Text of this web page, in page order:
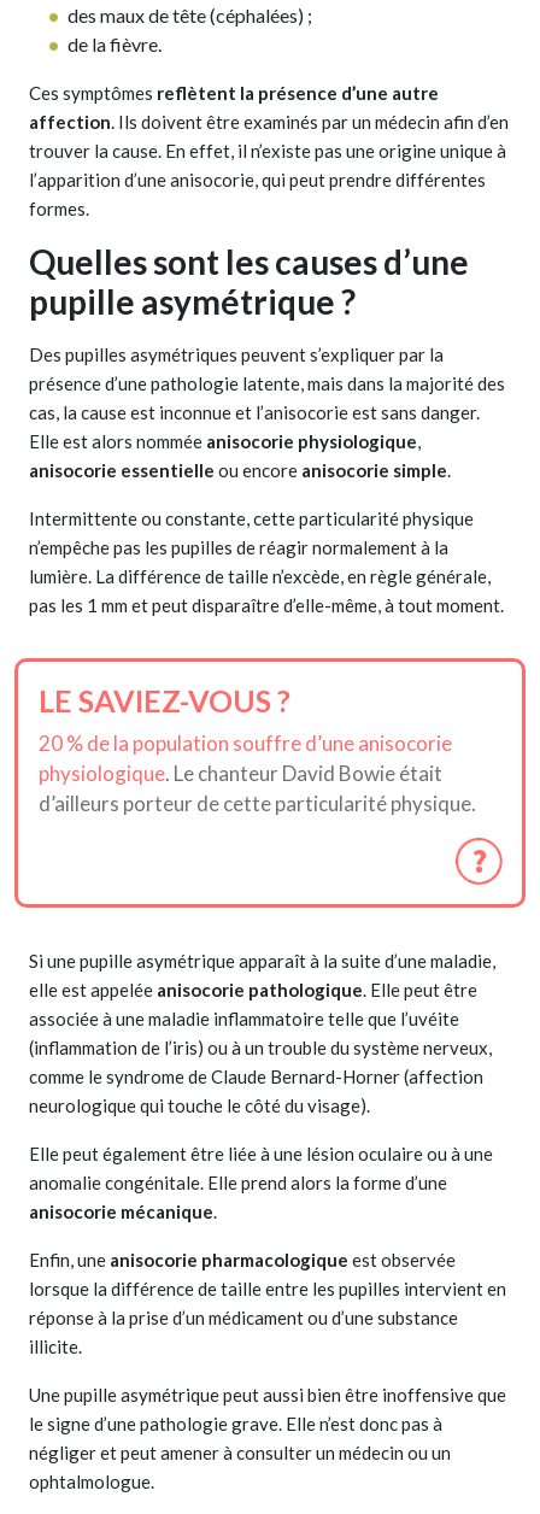
des maux de tête (céphalées) ;
de la fièvre.
Ces symptômes reflètent la présence d’une autre
affection. Ils doivent être examinés par un médecin afin d’en
trouver la cause. En effet, il n’existe pas une origine unique à
l’apparition d’une anisocorie, qui peut prendre différentes
formes.
Quelles sont les causes d’une
pupille asymétrique ?
Des pupilles asymétriques peuvent s’expliquer par la
présence d’une pathologie latente, mais dans la majorité des
cas, la cause est inconnue et l’anisocorie est sans danger.
Elle est alors nommée anisocorie physiologique,
anisocorie essentielle ou encore anisocorie simple.
Intermittente ou constante, cette particularité physique
n’empêche pas les pupilles de réagir normalement à la
lumière. La différence de taille n’excède, en règle générale,
pas les 1 mm et peut disparaître d’elle-même, à tout moment.
LE SAVIEZ-VOUS ?
20 % de la population souffre d’une anisocorie
physiologique. Le chanteur David Bowie était
d’ailleurs porteur de cette particularité physique.
Si une pupille asymétrique apparaît à la suite d’une maladie,
elle est appelée anisocorie pathologique. Elle peut être
associée à une maladie inflammatoire telle que l’uvéite
(inflammation de l’iris) ou à un trouble du système nerveux,
comme le syndrome de Claude Bernard-Horner (affection
neurologique qui touche le côté du visage).
Elle peut également être liée à une lésion oculaire ou à une
anomalie congénitale. Elle prend alors la forme d’une
anisocorie mécanique.
Enfin, une anisocorie pharmacologique est observée
lorsque la différence de taille entre les pupilles intervient en
réponse à la prise d’un médicament ou d’une substance
illicite.
Une pupille asymétrique peut aussi bien être inoffensive que
le signe d’une pathologie grave. Elle n’est donc pas à
négliger et peut amener à consulter un médecin ou un
ophtalmologue.